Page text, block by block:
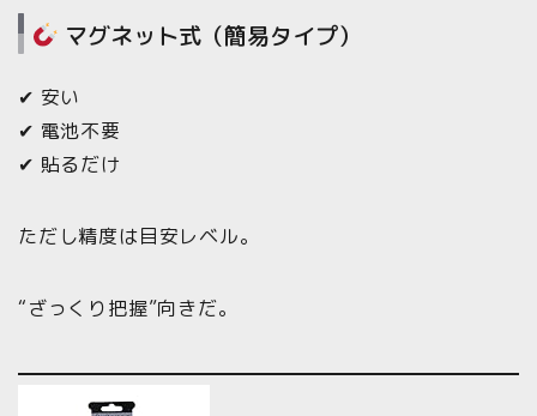
マグネット式（簡易タイプ）
✔ 安い
✔ 電池不要
✔ 貼るだけ
ただし精度は目安レベル。
“ざっくり把握”向きだ。